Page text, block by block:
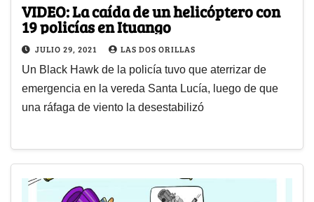
VIDEO: La caída de un helicóptero con
19 policías en Ituango
JULIO 29, 2021 LAS DOS ORILLAS
Un Black Hawk de la policía tuvo que aterrizar de
emergencia en la vereda Santa Lucía, luego de que
una ráfaga de viento la desestabilizó